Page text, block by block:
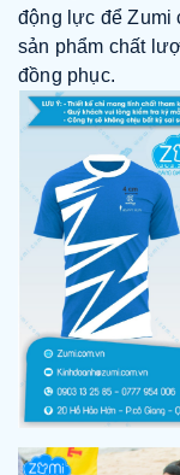
động lực để Zumi
sản phẩm chất
đồng phục.